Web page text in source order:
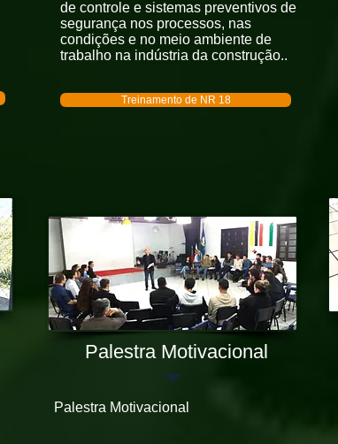
de controle e sistemas preventivos de
segurança nos processos, nas
condições e no meio ambiente de
trabalho na indústria da construção..
Treinamento de NR 18
Palestra Motivacional
Palestra Motivacional